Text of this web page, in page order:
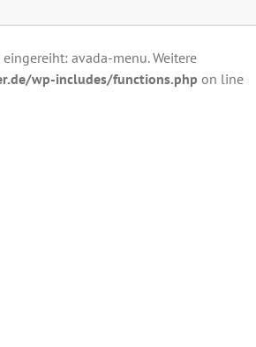
avada-menu. Weitere
wp-includes/functions.php on line